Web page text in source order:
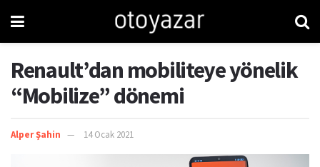
Renault’dan mobiliteye yönelik
“Mobilize” dönemi
Alper Şahin 14 Ocak 2021